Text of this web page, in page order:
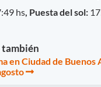
hs , Puesta del sol:
también
en Ciudad de Buenos